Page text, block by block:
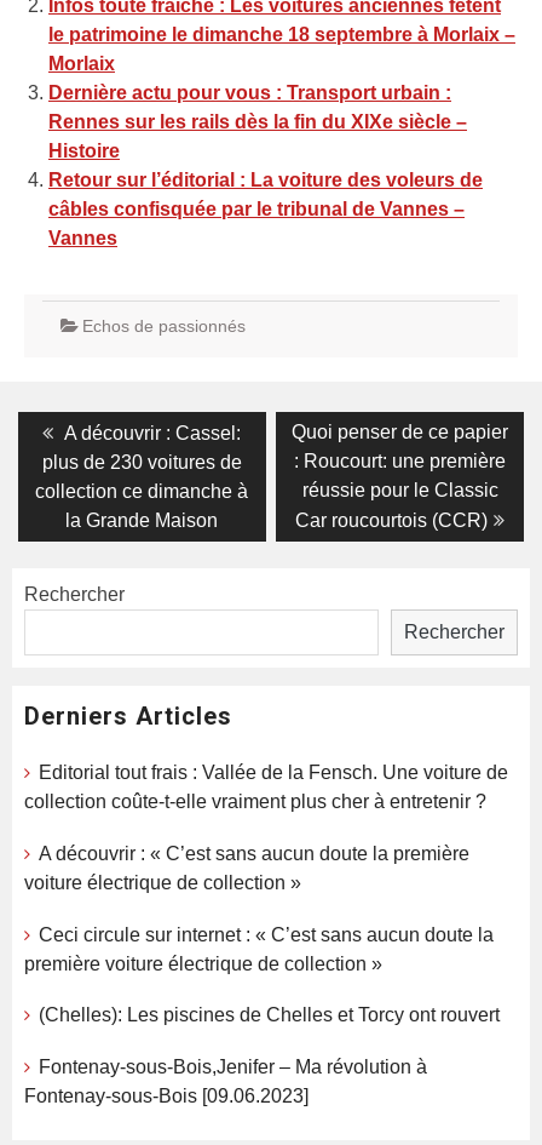
Infos toute fraiche : Les voitures anciennes fêtent
le patrimoine le dimanche 18 septembre à Morlaix –
Morlaix
Dernière actu pour vous : Transport urbain :
Rennes sur les rails dès la fin du XIXe siècle –
Histoire
Retour sur l’éditorial : La voiture des voleurs de
câbles confisquée par le tribunal de Vannes –
Vannes
Echos de passionnés
Navigation
de
l’article
Previous
post:
A découvrir : Cassel:
plus de 230 voitures de
collection ce dimanche à
la Grande Maison
Next
post:
Quoi penser de ce papier
: Roucourt: une première
réussie pour le Classic
Car roucourtois (CCR)
Rechercher
Rechercher
Derniers Articles
Editorial tout frais : Vallée de la Fensch. Une voiture de
collection coûte-t-elle vraiment plus cher à entretenir ?
A découvrir : « C’est sans aucun doute la première
voiture électrique de collection »
Ceci circule sur internet : « C’est sans aucun doute la
première voiture électrique de collection »
(Chelles): Les piscines de Chelles et Torcy ont rouvert
Fontenay-sous-Bois,Jenifer – Ma révolution à
Fontenay-sous-Bois [09.06.2023]